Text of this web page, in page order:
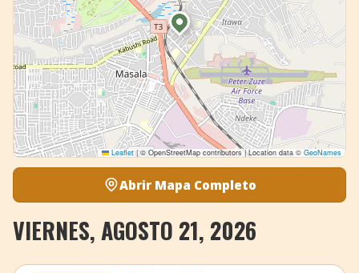
Leaflet |© OpenStreetMap contributors | Location data © GeoNames
Abrir Mapa Completo
VIERNES, AGOSTO 21, 2026